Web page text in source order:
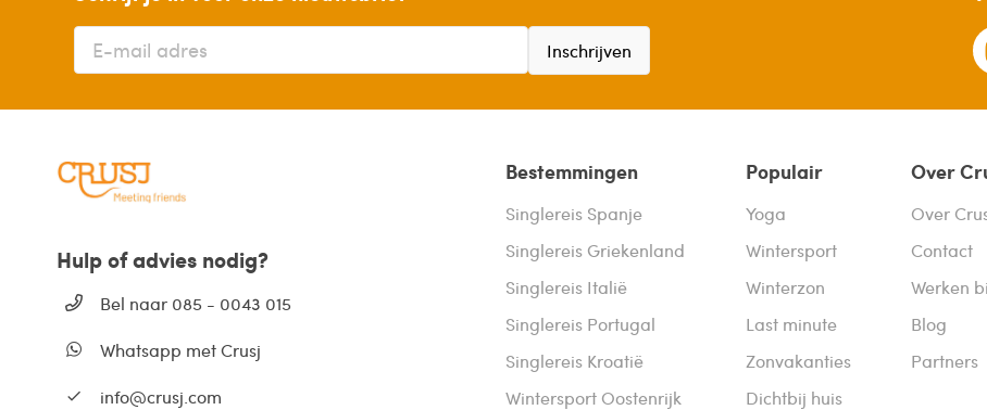
Inschrijven
Hulp of advies nodig?
Bel naar 085 - 0043 015
Whatsapp met Crusj
info@crusj.com
Bestemmingen
Singlereis Spanje
Singlereis Griekenland
Singlereis Italië
Singlereis Portugal
Singlereis Kroatië
Wintersport Oostenrijk
Populair
Yoga
Wintersport
Winterzon
Last minute
Zonvakanties
Dichtbij huis
Over
Over
Contact
Werken
Blog
Partners